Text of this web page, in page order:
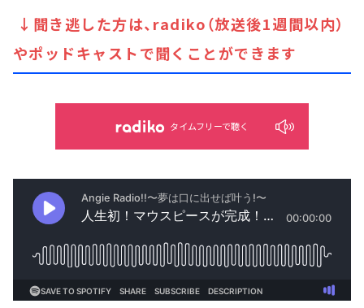
↓聞き逃した方は、radiko（放送後1週間以内）
やポッドキャストで聞くことができます
タイムフリーで聴く